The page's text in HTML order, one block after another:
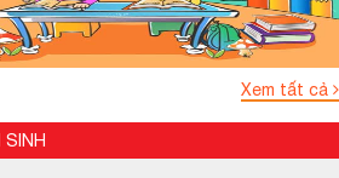
Xem tất cả